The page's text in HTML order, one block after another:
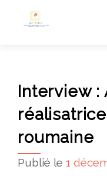
Interview :
roumaine
Publié le 1